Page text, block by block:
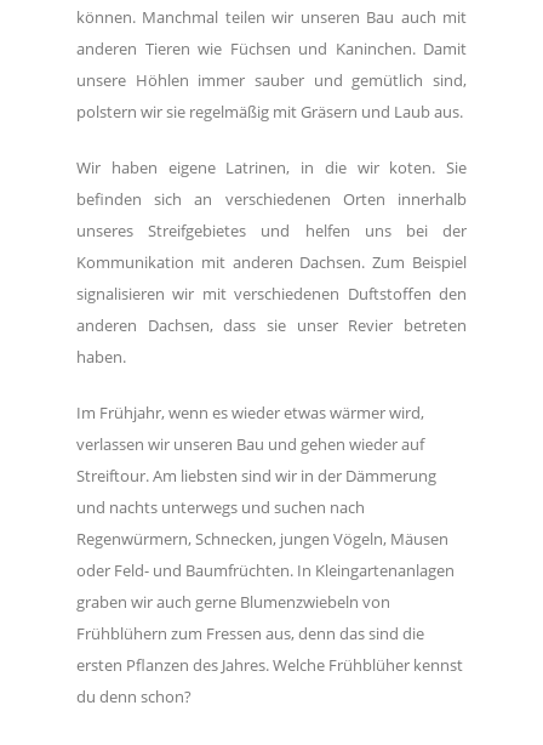
können. Manchmal teilen wir unseren Bau auch mit
anderen Tieren wie Füchsen und Kaninchen. Damit
unsere Höhlen immer sauber und gemütlich sind,
polstern wir sie regelmäßig mit Gräsern und Laub aus.
Wir haben eigene Latrinen, in die wir koten. Sie
befinden sich an verschiedenen Orten innerhalb
unseres Streifgebietes und helfen uns bei der
Kommunikation mit anderen Dachsen. Zum Beispiel
signalisieren wir mit verschiedenen Duftstoffen den
anderen Dachsen, dass sie unser Revier betreten
haben.
Im Frühjahr, wenn es wieder etwas wärmer wird,
verlassen wir unseren Bau und gehen wieder auf
Streiftour. Am liebsten sind wir in der Dämmerung
und nachts unterwegs und suchen nach
Regenwürmern, Schnecken, jungen Vögeln, Mäusen
oder Feld- und Baumfrüchten. In Kleingartenanlagen
graben wir auch gerne Blumenzwiebeln von
Frühblühern zum Fressen aus, denn das sind die
ersten Pflanzen des Jahres. Welche Frühblüher kennst
du denn schon?